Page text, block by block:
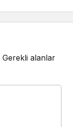
Gerekli alanlar